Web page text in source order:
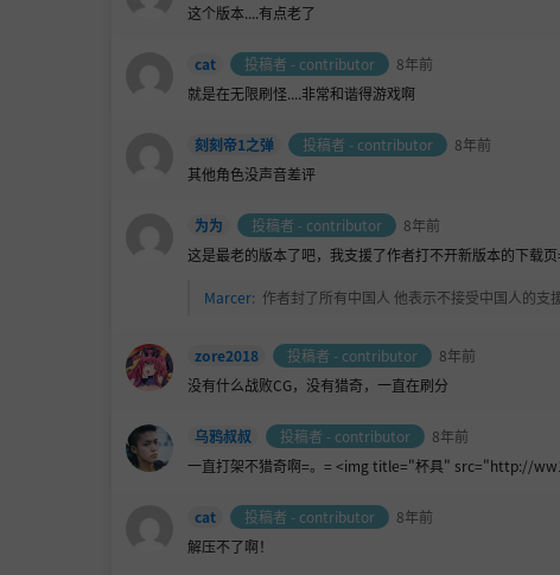
这个版本....有点老了
cat 投稿者 - contributor
8年前
就是在无限刷怪....非常和谐得游戏啊
刻刻帝1之弹 投稿者 - contributor
8年前
其他角色没声音差评
为为 投稿者 - contributor
8年前
这是最老的版本了吧，我支援了作者打不开新版本的下载页
Marcer: 作者封了所有中国人 他表示不接受中国人的支
zore2018 投稿者 - contributor
8年前
没有什么战败CG，没有猎奇，一直在刷分
乌鸦叔叔 投稿者 - contributor
8年前
一直打架不猎奇啊=。= <img title="杯具" src="http://
cat 投稿者 - contributor
8年前
解压不了啊！